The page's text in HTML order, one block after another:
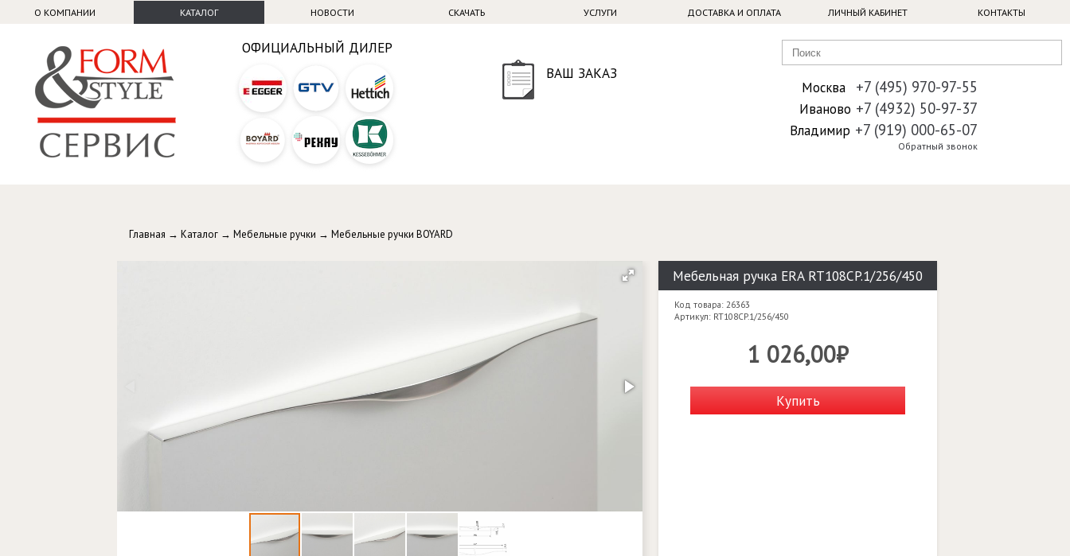
О КОМПАНИИ КАТАЛОГ НОВОСТИ СКАЧАТЬ УСЛУГИ ДОСТАВКА И ОПЛАТА ЛИЧНЫЙ КАБИНЕТ КОНТАКТЫ
ОФИЦИАЛЬНЫЙ ДИЛЕР
ВАШ ЗАКАЗ
Москва +7 (495) 970-97-55
Иваново +7 (4932) 50-97-37
Владимир +7 (919) 000-65-07
Обратный звонок
Главная → Каталог → Мебельные ручки → Мебельные ручки BOYARD
Мебельная ручка ERA RT108CP.1/256/450
Код товара: 26363
Артикул: RT108CP.1/256/450
1 026,00₽
Купить